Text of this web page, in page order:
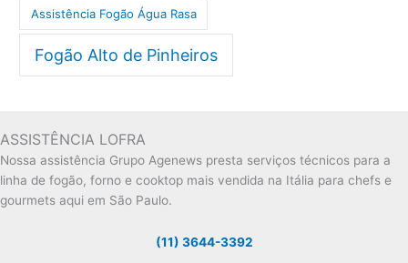
Assistência Fogão Água Rasa
Fogão Alto de Pinheiros
ASSISTÊNCIA LOFRA
Nossa assistência Grupo Agenews presta serviços técnicos para a
linha de fogão, forno e cooktop mais vendida na Itália para chefs e
gourmets aqui em São Paulo.
(11) 3644-3392